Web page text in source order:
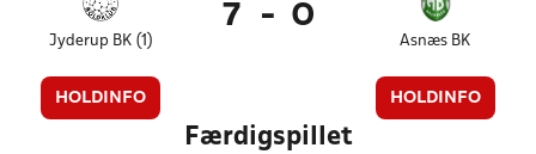
Jyderup BK (1)
HOLDINFO
7 - 0
Asnæs BK
HOLDINFO
Færdigspillet